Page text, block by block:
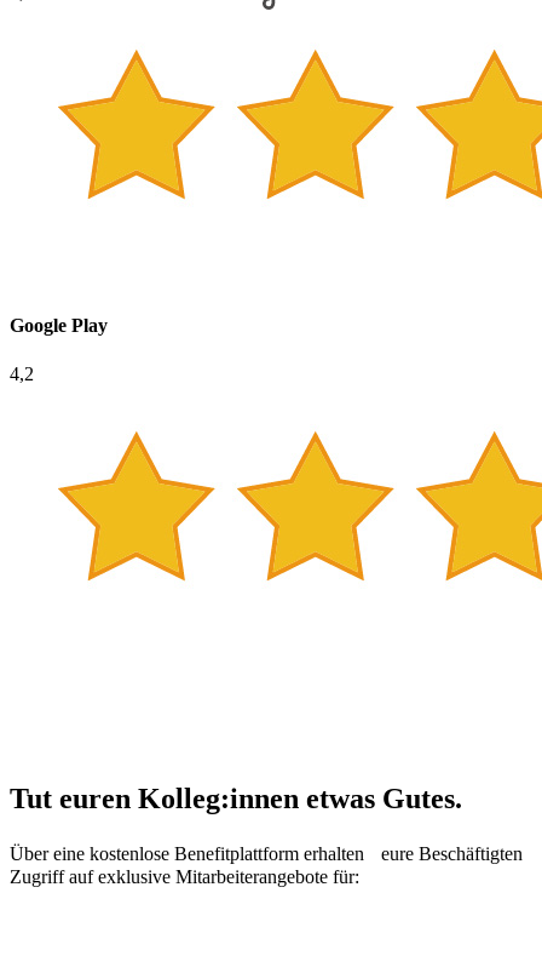
Google Play
4,2
Tut euren Kolleg:innen etwas Gutes.
Über eine kostenlose Benefitplattform erhalten eure Beschäftigten
Zugriff auf exklusive Mitarbeiterangebote für: